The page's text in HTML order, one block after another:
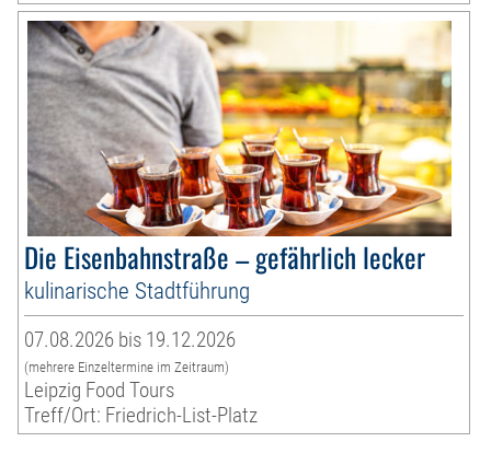
Die Eisenbahnstraße – gefährlich lecker
kulinarische Stadtführung
07.08.2026 bis 19.12.2026
(mehrere Einzeltermine im Zeitraum)
Leipzig Food Tours
Treff/Ort: Friedrich-List-Platz